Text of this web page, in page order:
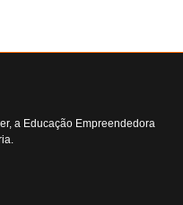
a Educação Empreendedora